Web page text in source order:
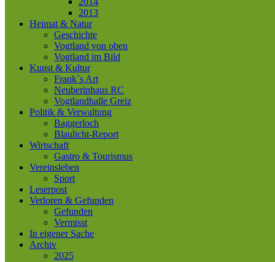
2013
Heimat & Natur
Geschichte
Vogtland von oben
Vogtland im Bild
Kunst & Kultur
Frank´s Art
Neuberinhaus RC
Vogtlandhalle Greiz
Politik & Verwaltung
Baggerloch
Blaulicht-Report
Wirtschaft
Gastro & Tourismus
Vereinsleben
Sport
Leserpost
Verloren & Gefunden
Gefunden
Vermisst
In eigener Sache
Archiv
2025